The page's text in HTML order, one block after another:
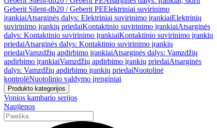
Geberit Silent-db20 / Geberit PEElektriniai suvirinimo
įrankiaiAtsarginės dalys: Elektriniai suvirinimo įrankiaiElektrinių
suvirinimo įrankių priedaiKontaktinio suvirinimo įrankiaiAtsarginės
dalys: Kontaktinio suvirinimo įrankiaiKontaktinio suvirinimo įrankių
priedaiAtsarginės dalys: Kontaktinio suvirinimo įrankių
priedaiVamzdžių apdirbimo įrankiaiAtsarginės dalys: Vamzdžių
apdirbimo įrankiaiVamzdžių apdirbimo įrankių priedaiAtsarginės
dalys: Vamzdžių apdirbimo įrankių priedaiNuotolinė
kontrolėNuotolinio valdymo įrenginiai
Produkto kategorijos
Vonios kambario serijos
Naujienos